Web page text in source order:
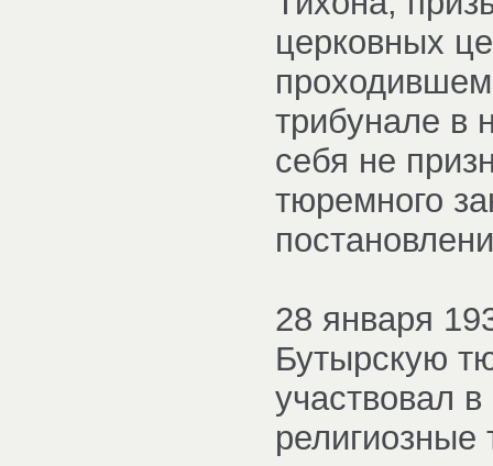
церковных
трибунале в
себя не
тюремного
28 января
Бутырскую
участвовал